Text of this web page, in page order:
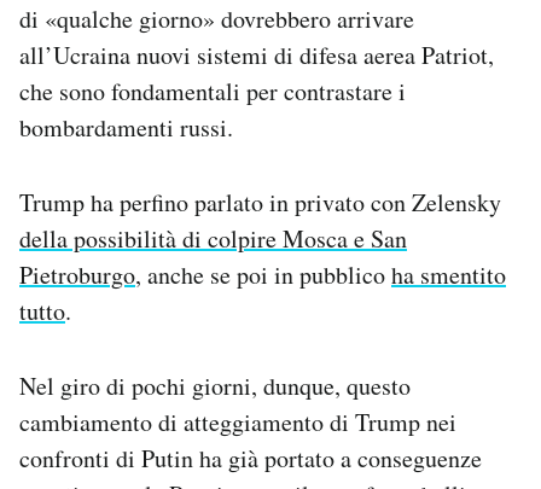
di «qualche giorno» dovrebbero arrivare
all’Ucraina nuovi sistemi di difesa aerea Patriot,
che sono fondamentali per contrastare i
bombardamenti russi.
Trump ha perfino parlato in privato con Zelensky
della possibilità di colpire Mosca e San
Pietroburgo, anche se poi in pubblicoha smentito
tutto.
Nel giro di pochi giorni, dunque, questo
cambiamento di atteggiamento di Trump nei
confronti di Putin ha già portato a conseguenze